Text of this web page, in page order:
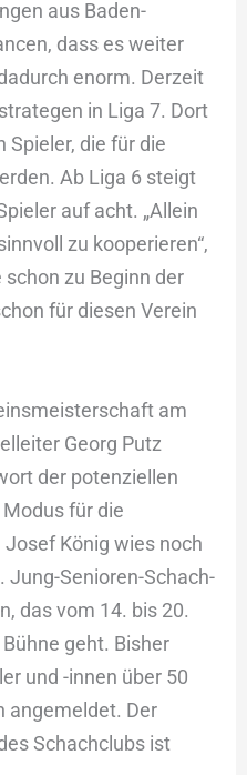
aus Baden-
dass es weiter
enorm. Derzeit
in Liga 7. Dort
Spieler, die für die
Ab Liga 6 steigt
auf acht. „Allein
zu kooperieren“,
schon zu Beginn der
für diesen Verein
am
Georg Putz
der potenziellen
für die
König wies noch
Jung-Senioren-Schach-
das vom 14. bis 20.
geht. Bisher
und -innen über 50
angemeldet. Der
Schachclubs ist